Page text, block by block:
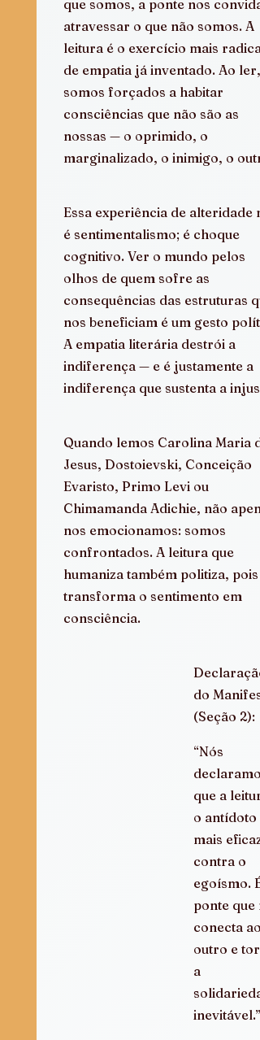
que somos, a ponte nos
atravessar o que não somos. A
leitura é o exercício mais radical
de empatia já inventado. Ao ler,
somos forçados a habitar
consciências que não são as
nossas — o oprimido, o
marginalizado, o inimigo, o
Essa experiência de alteridade
é sentimentalismo; é choque
cognitivo. Ver o mundo pelos
olhos de quem sofre as
consequências das estruturas
nos beneficiam é um gesto
A empatia literária destrói a
indiferença — e é justamente a
indiferença que sustenta a
Quando lemos Carolina Maria
Jesus, Dostoievski, Conceição
Evaristo, Primo Levi ou
Chimamanda Adichie, não
nos emocionamos: somos
confrontados. A leitura que
humaniza também politiza, pois
transforma o sentimento em
consciência.
do
(Seção 2):
“Nós
que a
o antídoto
mais eficaz
contra o
egoísmo.
ponte que
conecta ao
outro e
a
inevitável.”